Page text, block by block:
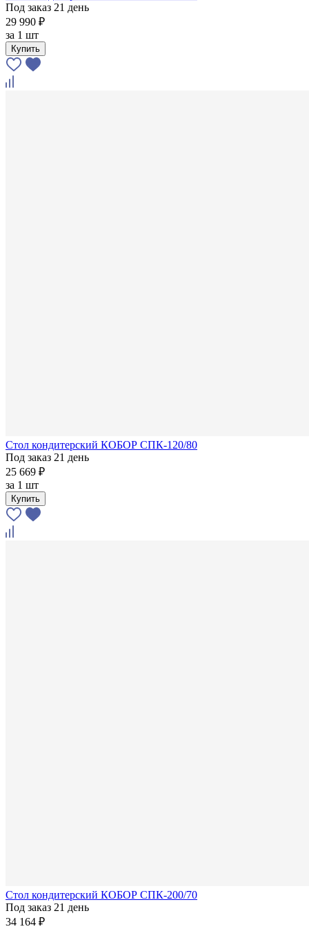
Под заказ 21 день
29 990 ₽
за 1 шт
Купить
Стол кондитерский КОБОР СПК-120/80
Под заказ 21 день
25 669 ₽
за 1 шт
Купить
Стол кондитерский КОБОР СПК-200/70
Под заказ 21 день
34 164 ₽